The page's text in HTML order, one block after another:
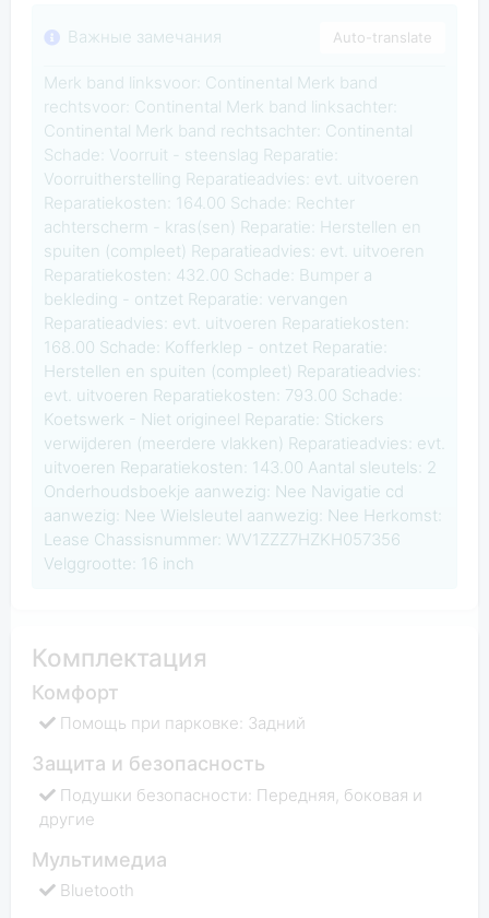
Важные замечания Auto-translate
Merk band linksvoor: Continental Merk band
rechtsvoor: Continental Merk band linksachter:
Continental Merk band rechtsachter: Continental
Schade: Voorruit - steenslag Reparatie:
Voorruitherstelling Reparatieadvies: evt. uitvoeren
Reparatiekosten: 164.00 Schade: Rechter
achterscherm - kras(sen) Reparatie: Herstellen en
spuiten (compleet) Reparatieadvies: evt. uitvoeren
Reparatiekosten: 432.00 Schade: Bumper a
bekleding - ontzet Reparatie: vervangen
Reparatieadvies: evt. uitvoeren Reparatiekosten:
168.00 Schade: Kofferklep - ontzet Reparatie:
Herstellen en spuiten (compleet) Reparatieadvies:
evt. uitvoeren Reparatiekosten: 793.00 Schade:
Koetswerk - Niet origineel Reparatie: Stickers
verwijderen (meerdere vlakken) Reparatieadvies: evt.
uitvoeren Reparatiekosten: 143.00 Aantal sleutels: 2
Onderhoudsboekje aanwezig: Nee Navigatie cd
aanwezig: Nee Wielsleutel aanwezig: Nee Herkomst:
Lease Chassisnummer: WV1ZZZ7HZKH057356
Velggrootte: 16 inch
Комплектация
Комфорт
Помощь при парковке: Задний
Защита и безопасность
Подушки безопасности: Передняя, боковая и
другие
Мультимедиа
Bluetooth